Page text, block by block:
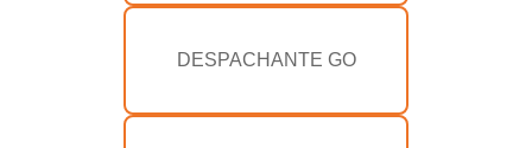
DESPACHANTE GO